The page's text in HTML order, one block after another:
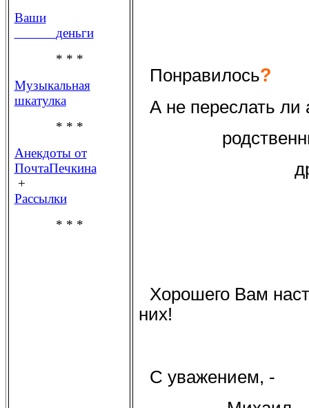
Ваши
деньги
* * *
Музыкальная
шкатулка
* * *
Анекдоты от
ПочтаПечкина
+
Рассылки
* * *
Понравилось?
А не переслать
Хорошего Вам
них!
С уважением, -